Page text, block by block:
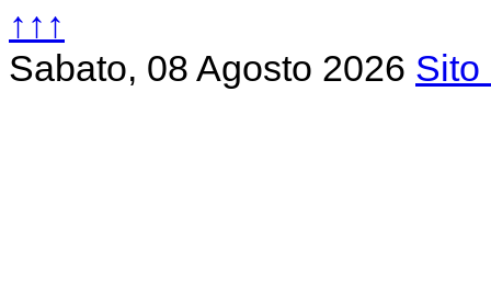
↑↑↑
Sabato, 08 Agosto 2026 Sito